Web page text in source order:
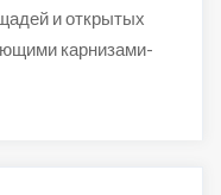
и открытых
карнизами-